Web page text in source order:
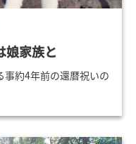
娘家族と
約4年前の還暦祝いの